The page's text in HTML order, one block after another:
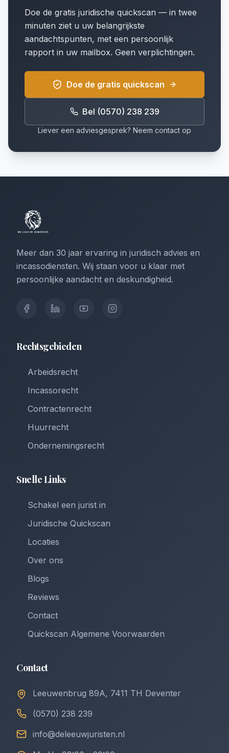
Doe de gratis juridische quickscan — in twee
minuten ziet u uw belangrijkste
aandachtspunten, met een persoonlijk
rapport in uw mailbox. Geen verplichtingen.
Doe de gratis quickscan
Bel (0570) 238 239
Liever een adviesgesprek? Neem contact op
Meer dan 30 jaar ervaring in juridisch advies en
incassodiensten. Wij staan voor u klaar met
persoonlijke aandacht en deskundigheid.
Rechtsgebieden
Arbeidsrecht
Incassorecht
Contractenrecht
Huurrecht
Ondernemingsrecht
Snelle Links
Schakel een jurist in
Juridische Quickscan
Locaties
Over ons
Blogs
Reviews
Contact
Quickscan Algemene Voorwaarden
Contact
Leeuwenbrug 89A, 7411 TH Deventer
(0570) 238 239
info@deleeuwjuristen.nl